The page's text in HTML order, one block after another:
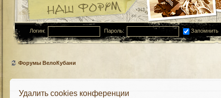
Логин: Пароль: Запомнить
Форумы ВелоКубани
Удалить cookies конференции